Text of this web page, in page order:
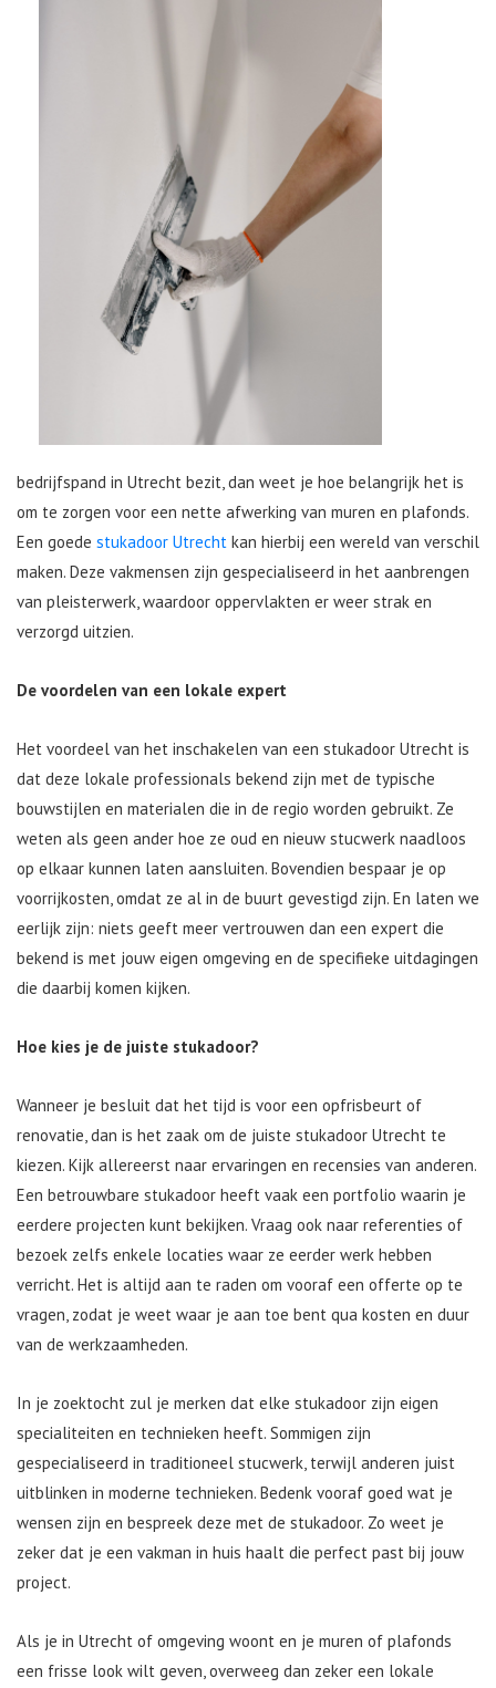
bedrijfspand in Utrecht bezit, dan weet je hoe belangrijk het is
om te zorgen voor een nette afwerking van muren en plafonds.
Een goede stukadoor Utrecht kan hierbij een wereld van verschil
maken. Deze vakmensen zijn gespecialiseerd in het aanbrengen
van pleisterwerk, waardoor oppervlakten er weer strak en
verzorgd uitzien.
De voordelen van een lokale expert
Het voordeel van het inschakelen van een stukadoor Utrecht is
dat deze lokale professionals bekend zijn met de typische
bouwstijlen en materialen die in de regio worden gebruikt. Ze
weten als geen ander hoe ze oud en nieuw stucwerk naadloos
op elkaar kunnen laten aansluiten. Bovendien bespaar je op
voorrijkosten, omdat ze al in de buurt gevestigd zijn. En laten we
eerlijk zijn: niets geeft meer vertrouwen dan een expert die
bekend is met jouw eigen omgeving en de specifieke uitdagingen
die daarbij komen kijken.
Hoe kies je de juiste stukadoor?
Wanneer je besluit dat het tijd is voor een opfrisbeurt of
renovatie, dan is het zaak om de juiste stukadoor Utrecht te
kiezen. Kijk allereerst naar ervaringen en recensies van anderen.
Een betrouwbare stukadoor heeft vaak een portfolio waarin je
eerdere projecten kunt bekijken. Vraag ook naar referenties of
bezoek zelfs enkele locaties waar ze eerder werk hebben
verricht. Het is altijd aan te raden om vooraf een offerte op te
vragen, zodat je weet waar je aan toe bent qua kosten en duur
van de werkzaamheden.
In je zoektocht zul je merken dat elke stukadoor zijn eigen
specialiteiten en technieken heeft. Sommigen zijn
gespecialiseerd in traditioneel stucwerk, terwijl anderen juist
uitblinken in moderne technieken. Bedenk vooraf goed wat je
wensen zijn en bespreek deze met de stukadoor. Zo weet je
zeker dat je een vakman in huis haalt die perfect past bij jouw
project.
Als je in Utrecht of omgeving woont en je muren of plafonds
een frisse look wilt geven, overweeg dan zeker een lokale